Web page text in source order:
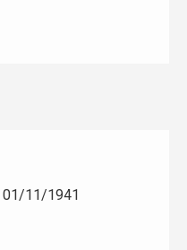
01/11/1941